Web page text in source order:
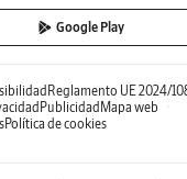
Google Play
Reglamento UE 2024/
PublicidadMapa web
Política de cookies